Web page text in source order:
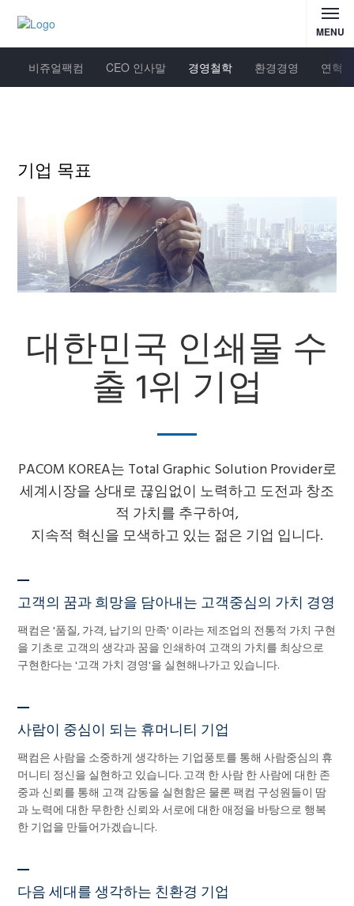
MENU
비쥬얼팩컴 CEO 인사말 경영철학 환경경영 연혁
기업 목표
대한민국 인쇄물 수
출 1위 기업
PACOM KOREA는 Total Graphic Solution Provider로
세계시장을 상대로 끊임없이 노력하고 도전과 창조
적 가치를 추구하여,
지속적 혁신을 모색하고 있는 젊은 기업 입니다.
고객의 꿈과 희망을 담아내는 고객중심의 가치 경영
팩컴은 '품질, 가격, 납기의 만족' 이라는 제조업의 전통적 가치 구현
을 기초로 고객의 생각과 꿈을 인쇄하여 고객의 가치를 최상으로
구현한다는 '고객 가치 경영'을 실현해나가고 있습니다.
사람이 중심이 되는 휴머니티 기업
팩컴은 사람을 소중하게 생각하는 기업풍토를 통해 사람중심의 휴
머니티 정신을 실현하고 있습니다. 고객 한 사람 한 사람에 대한 존
중과 신뢰를 통해 고객 감동을 실현함은 물론 팩컴 구성원들이 땀
과 노력에 대한 무한한 신뢰와 서로에 대한 애정을 바탕으로 행복
한 기업을 만들어가겠습니다.
다음 세대를 생각하는 친환경 기업